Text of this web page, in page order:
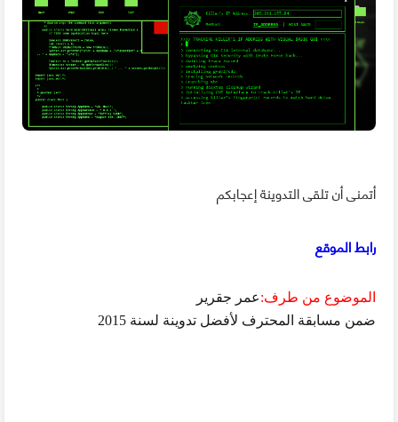
أتمنى أن تلقى التدوينة إعجابكم
رابط الموقع
الموضوع من طرف:عمر جقرير
ضمن مسابقة المحترف لأفضل تدوينة لسنة 2015